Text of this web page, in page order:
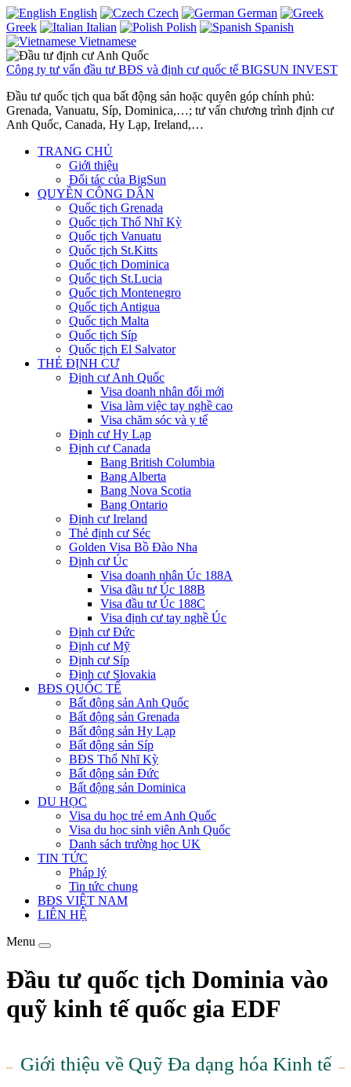
English Czech
German
Greek
Italian Polish
Spanish
Vietnamese
Công ty tư vấn đầu tư BĐS và định cư quốc tế BIGSUN INVEST
Đầu tư quốc tịch qua bất động sản hoặc quyên góp chính phủ:
Grenada, Vanuatu, Síp, Dominica,…; tư vấn chương trình định cư
Anh Quốc, Canada, Hy Lạp, Ireland,…
TRANG CHỦ
Giới thiệu
Đối tác của BigSun
QUYỀN CÔNG DÂN
Quốc tịch Grenada
Quốc tịch Thổ Nhĩ Kỳ
Quốc tịch Vanuatu
Quốc tịch St.Kitts
Quốc tịch Dominica
Quốc tịch St.Lucia
Quốc tịch Montenegro
Quốc tịch Antigua
Quốc tịch Malta
Quốc tịch Síp
Quốc tịch El Salvator
THẺ ĐỊNH CƯ
Định cư Anh Quốc
Visa doanh nhân đổi mới
Visa làm việc tay nghề cao
Visa chăm sóc và y tế
Định cư Hy Lạp
Định cư Canada
Bang British Columbia
Bang Alberta
Bang Nova Scotia
Bang Ontario
Định cư Ireland
Thẻ định cư Séc
Golden Visa Bồ Đào Nha
Định cư Úc
Visa doanh nhân Úc 188A
Visa đầu tư Úc 188B
Visa đầu tư Úc 188C
Visa định cư tay nghề Úc
Định cư Đức
Định cư Mỹ
Định cư Síp
Định cư Slovakia
BĐS QUỐC TẾ
Bất động sản Anh Quốc
Bất động sản Grenada
Bất động sản Hy Lạp
Bất động sản Síp
BĐS Thổ Nhĩ Kỳ
Bất động sản Đức
Bất động sản Dominica
DU HỌC
Visa du học trẻ em Anh Quốc
Visa du học sinh viên Anh Quốc
Danh sách trường học UK
TIN TỨC
Pháp lý
Tin tức chung
BĐS VIỆT NAM
LIÊN HỆ
Menu
Đầu tư quốc tịch Dominia vào
quỹ kinh tế quốc gia EDF
Giới thiệu về Quỹ Đa dạng hóa Kinh tế